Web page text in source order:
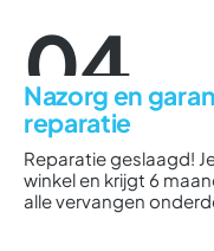
04
Nazorg en
reparatie
Reparatie geslaagd!
winkel en krijgt 6
alle vervangen